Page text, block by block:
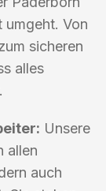
Von
sicheren
alles
Unsere
allen
auch